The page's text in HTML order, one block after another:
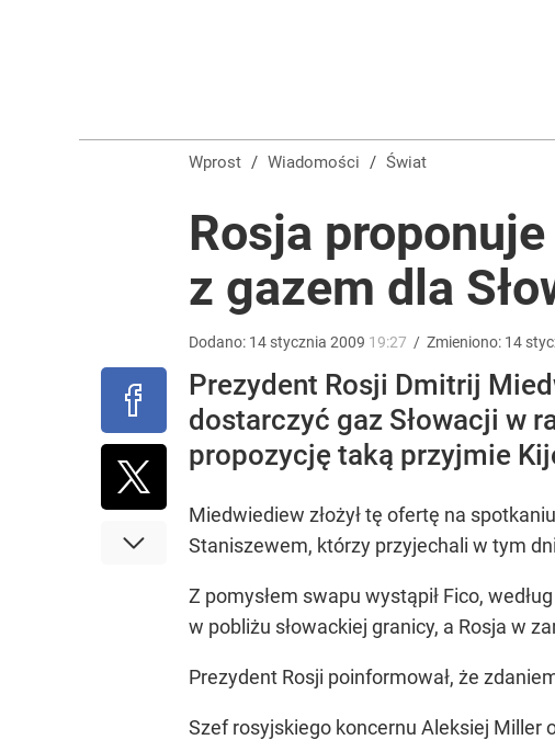
„Nie chodzi o zemstę”. Mocny apel w sprawie ofiar rzezi
Narzekają na Nawrockiego „jak ktoś taki został
Wprost / Wiadomości / Świat
Rosja
z gazem dla
Dodano: 14 stycznia 2009 19:27 / Zmieniono: 14
Prezydent Rosji Dmitrij
dostarczyć gaz Słowacji w
propozycję taką przyjmie
Miedwiediew złożył tę ofertę na
Staniszewem, którzy przyjechali w tym
Z pomysłem swapu wystąpił Fico,
w pobliżu słowackiej granicy, a Rosja w
Prezydent Rosji poinformował, że
Szef rosyjskiego koncernu Aleksiej Miller